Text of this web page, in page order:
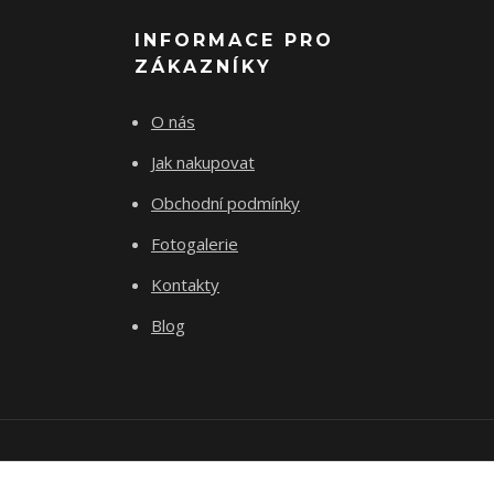
INFORMACE PRO
ZÁKAZNÍKY
O nás
Jak nakupovat
Obchodní podmínky
Fotogalerie
Kontakty
Blog